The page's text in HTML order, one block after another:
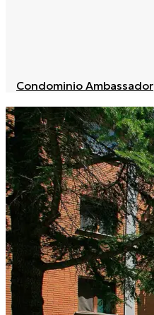
Condominio Ambassador